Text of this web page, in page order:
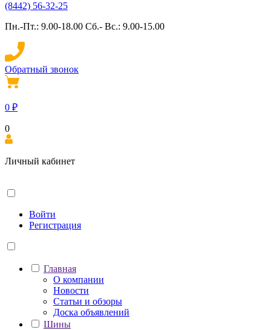
(8442) 56-32-25
Пн.-Пт.: 9.00-18.00 Сб.- Вс.: 9.00-15.00
Обратный звонок
0 ₽
0
Личный кабинет
Войти
Регистрация
Главная
О компании
Новости
Статьи и обзоры
Доска объявлений
Шины